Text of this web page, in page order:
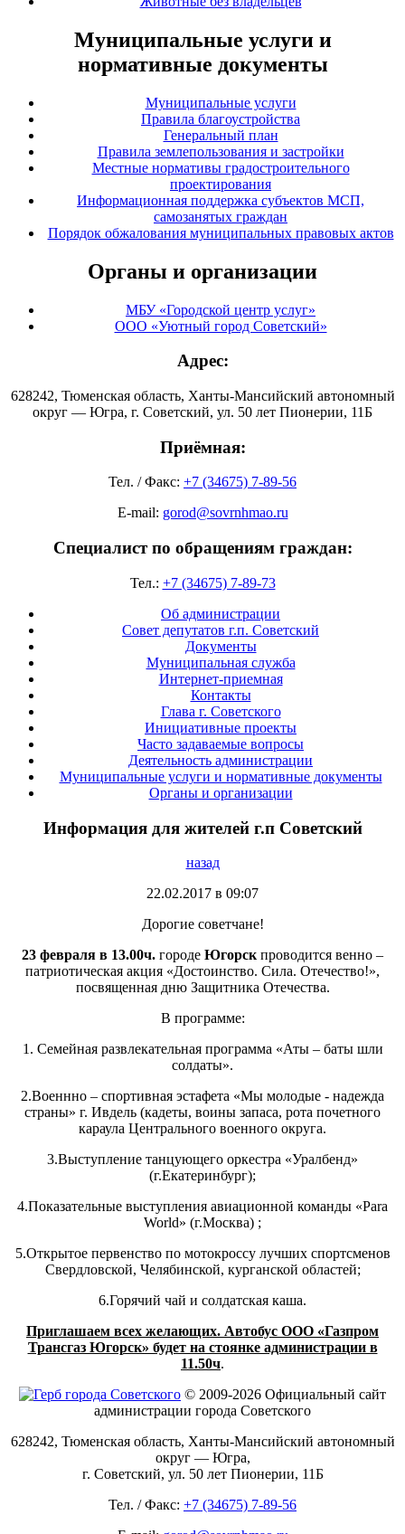
Муниципальные услуги и
нормативные документы
Муниципальные услуги
Правила благоустройства
Генеральный план
Правила землепользования и застройки
Местные нормативы градостроительного
проектирования
Информационная поддержка субъектов МСП,
самозанятых граждан
Порядок обжалования муниципальных правовых актов
Органы и организации
МБУ «Городской центр услуг»
ООО «Уютный город Советский»
Адрес:
628242, Тюменская область, Ханты-Мансийский автономный
округ — Югра, г. Советский, ул. 50 лет Пионерии, 11Б
Приёмная:
Тел. / Факс: +7 (34675) 7-89-56
E-mail: gorod@sovrnhmao.ru
Специалист по обращениям граждан:
Тел.: +7 (34675) 7-89-73
Об администрации
Совет депутатов г.п. Советский
Документы
Муниципальная служба
Интернет-приемная
Контакты
Глава г. Советского
Инициативные проекты
Часто задаваемые вопросы
Деятельность администрации
Муниципальные услуги и нормативные документы
Органы и организации
Информация для жителей г.п Советский
назад
22.02.2017 в 09:07
Дорогие советчане!
23 февраля в 13.00ч. городе Югорск проводится венно –
патриотическая акция «Достоинство. Сила. Отечество!»,
посвященная дню Защитника Отечества.
В программе:
1. Семейная развлекательная программа «Аты – баты шли
солдаты».
2.Военнно – спортивная эстафета «Мы молодые - надежда
страны» г. Ивдель (кадеты, воины запаса, рота почетного
караула Центрального военного округа.
3.Выступление танцующего оркестра «Уралбенд»
(г.Екатеринбург);
4.Показательные выступления авиационной команды «Para
World» (г.Москва) ;
5.Открытое первенство по мотокроссу лучших спортсменов
Свердловской, Челябинской, курганской областей;
6.Горячий чай и солдатская каша.
Приглашаем всех желающих. Автобус ООО «Газпром
Трансгаз Югорск» будет на стоянке администрации в
11.50ч.
© 2009-2026 Официальный сайт
администрации города Советского
628242, Тюменская область, Ханты-Мансийский автономный
округ — Югра,
г. Советский, ул. 50 лет Пионерии, 11Б
Тел. / Факс: +7 (34675) 7-89-56